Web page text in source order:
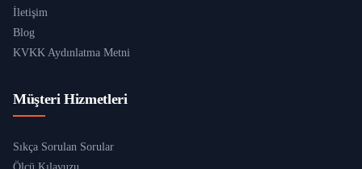
İletişim
Blog
KVKK Aydınlatma Metni
Müşteri Hizmetleri
Sıkça Sorulan Sorular